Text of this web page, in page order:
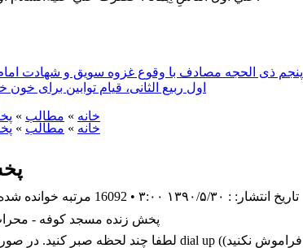
پنجم ذی الحجه مصادف با وقوع غزوه سویق و شهادت امام
اول ربیع الثانی، قیام توابین برای
خانه » مطالب »
خانه » مطالب »
تاریخ انتشار: : ۱۳۹۰/۵/۳۰ ۳:۰۰ • 16092 مرتبه خوانده شده
پخش زنده مسجد کوفه - محراب